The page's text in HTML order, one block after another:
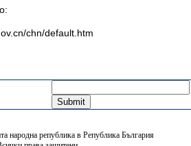
chn/default.htm
народна република в Република България